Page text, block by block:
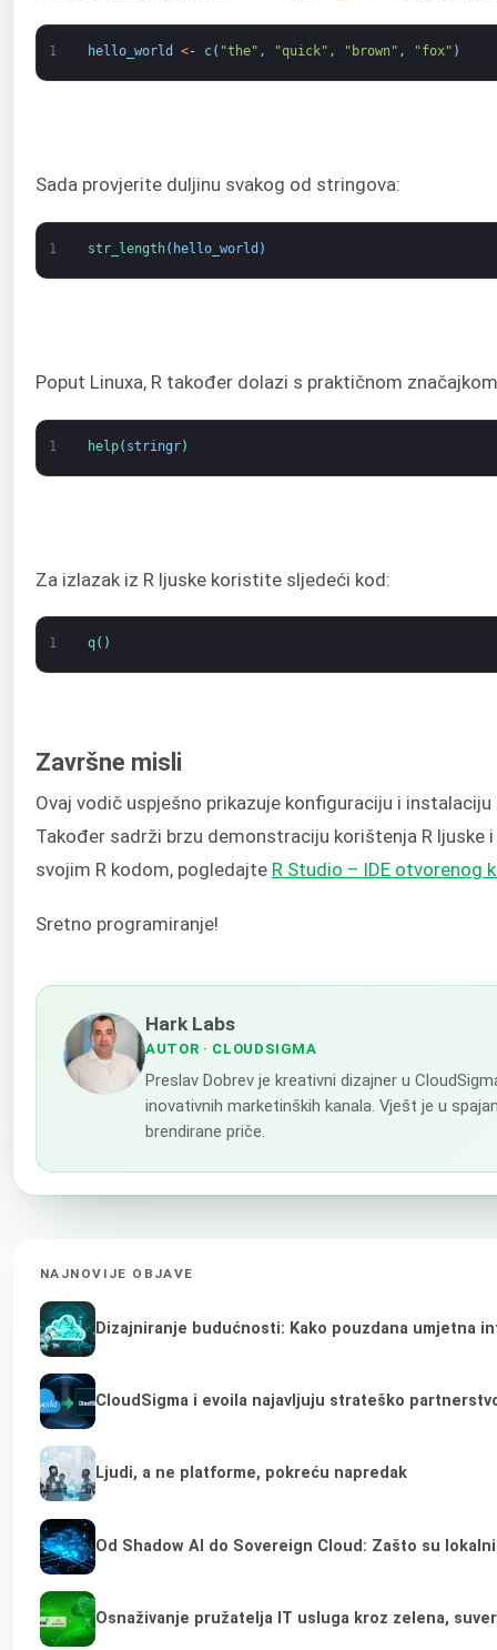
1 hello_world <- c( "the" , "quick" , "brown" , "fox" )
Sada provjerite duljinu svakog od stringova:
1 str_length( hello_world )
Poput Linuxa, R također dolazi s praktičnom
1 help( stringr)
Za izlazak iz R ljuske koristite sljedeći kod:
1 q( )
Završne misli
Ovaj vodič uspješno prikazuje konfiguraciju i
Također sadrži brzu demonstraciju korištenja R
svojim R kodom, pogledajte R Studio – IDE otvorenog
Sretno programiranje!
Hark Labs
AUTOR · CLOUDSIGMA
Preslav Dobrev je kreativni dizajner u
inovativnih marketinških kanala. Vješt je u
brendirane priče.
NAJNOVIJE OBJAVE
Dizajniranje budućnosti: Kako pouzdana umjetna
CloudSigma i evoila najavljuju strateško
Ljudi, a ne platforme, pokreću napredak
Od Shadow AI do Sovereign Cloud: Zašto su
Osnaživanje pružatelja IT usluga kroz zelena,